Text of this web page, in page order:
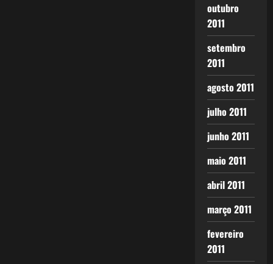
outubro
2011
setembro
2011
agosto 2011
julho 2011
junho 2011
maio 2011
abril 2011
março 2011
fevereiro
2011